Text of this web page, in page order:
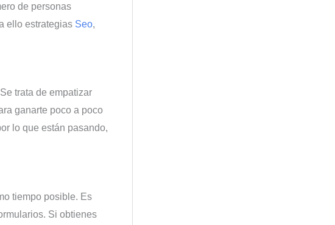
de personas
ello estrategias Seo,
trata de empatizar
ganarte poco a poco
lo que están pasando,
tiempo posible. Es
Si obtienes